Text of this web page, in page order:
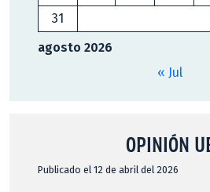
agosto 2026
31
« Jul
OPINIÓN
Publicado el 12 de abril del 2026